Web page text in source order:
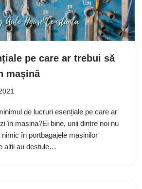
pe care ar trebui să
mașină
de lucruri esențiale pe care ar
în mașina?Ei bine, unii dintre noi nu
în portbagajele mașinilor
alții au destule…